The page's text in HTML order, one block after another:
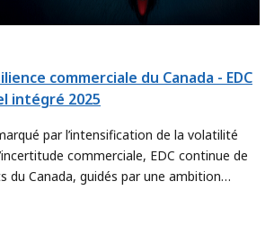
commerciale du Canada - EDC
intégré 2025
par l’intensification de la volatilité
commerciale, EDC continue de
du Canada, guidés par une ambition
des objectifs commerciaux